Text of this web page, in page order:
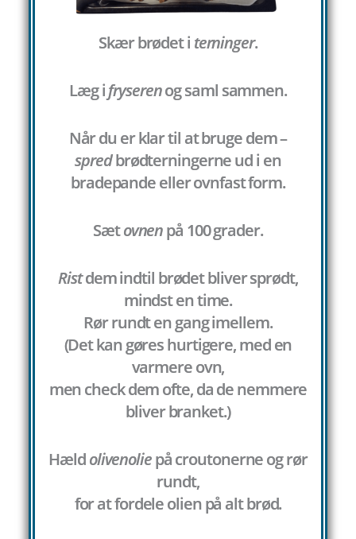
Skær brødet i terninger.
Læg ifryserenog saml sammen.
Når du er klar til at bruge dem –
spredbrødterningerne ud i en
bradepande eller ovnfast form.
Sætovnenpå 100 grader.
Ristdem indtil brødet bliver sprødt,
mindst en time.
Rør rundt en gang imellem.
(Det kan gøres hurtigere, med en
varmere ovn,
men check dem ofte, da de nemmere
bliver branket.)
Hældolivenoliepå croutonerne og rør
rundt,
for at fordele olien på alt brød.